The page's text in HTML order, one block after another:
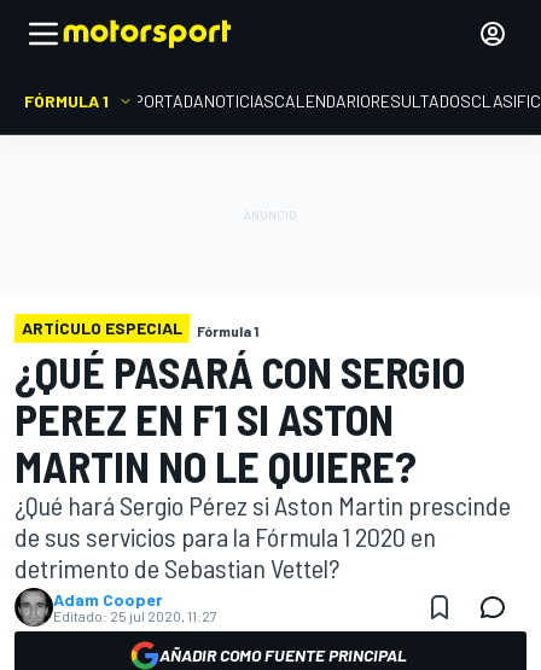
FÓRMULA 1 PORTADANOTICIASCALENDARIORESULTADOS
ARTÍCULO ESPECIAL Fórmula 1
¿QUÉ PASARÁ CON SERGIO
PEREZ EN F1 SI ASTON
MARTIN NO LE QUIERE?
¿Qué hará Sergio Pérez si Aston Martin prescinde
de sus servicios para la Fórmula 1 2020 en
detrimento de Sebastian Vettel?
Adam Cooper
Editado: 25 jul 2020, 11:27
AÑADIR COMO FUENTE PRINCIPAL